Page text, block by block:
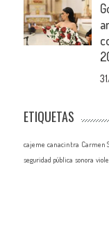
ETIQUETAS
cajeme canacintra Carmen
seguridad pública sonora